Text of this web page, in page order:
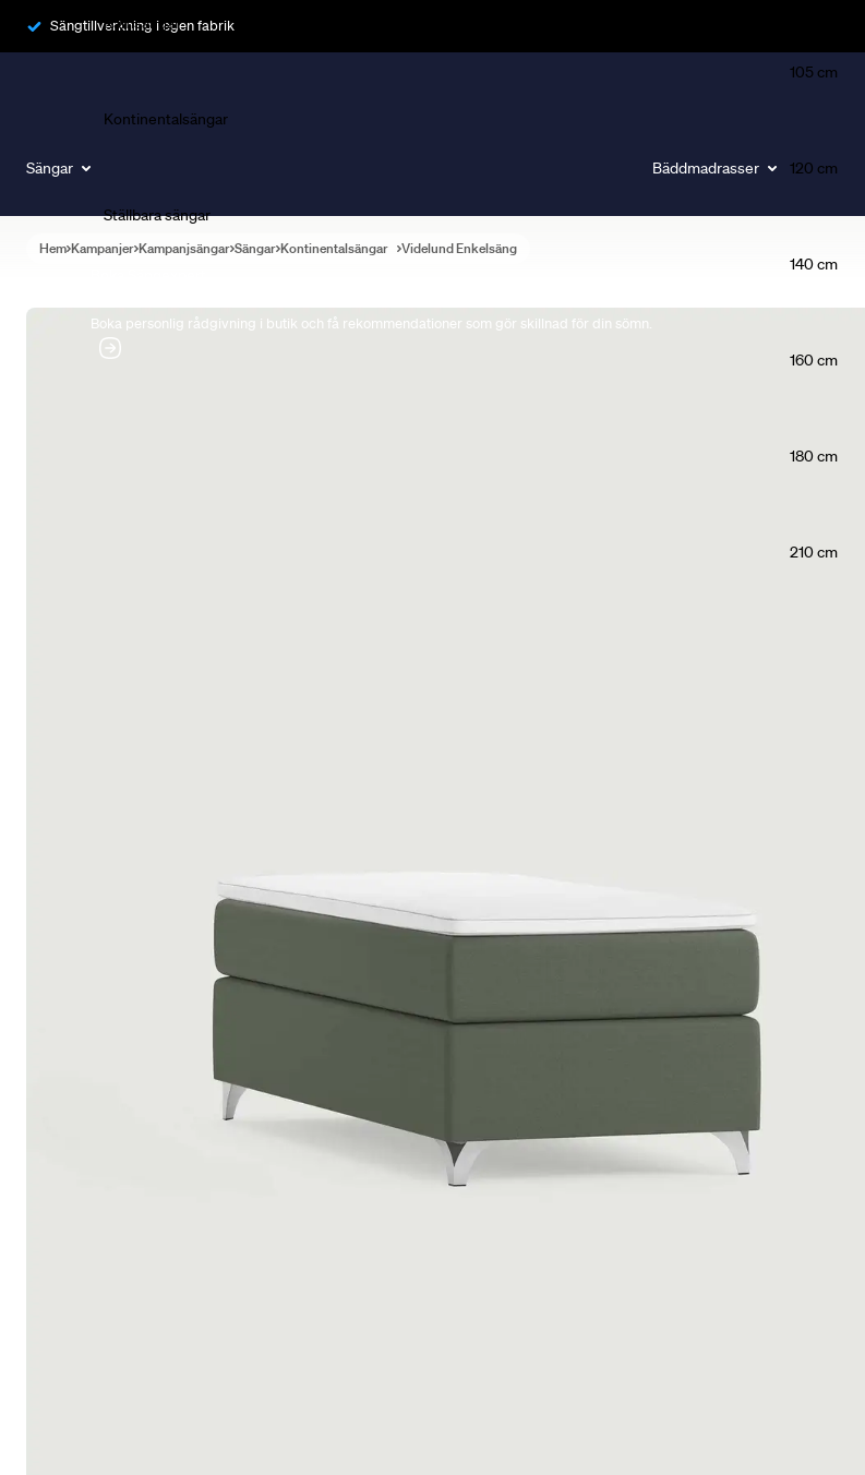
Sängtillverkning i egen fabrik
Sängar
Ramsängar
Kontinentalsängar
Ställbara sängar
Boka personlig rådgivning i butik och få rekommendationer som gör skillnad för din sömn.
Bäddmadrasser
105 cm
120 cm
140 cm
160 cm
180 cm
210 cm
Hem Kampanjer Kampanjsängar Sängar Kontinentalsängar Videlund Enkelsäng